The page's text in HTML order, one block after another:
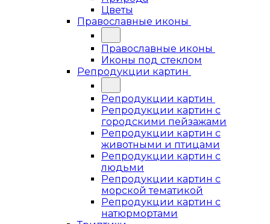
Цветы
Православные иконы
Православные иконы
Иконы под стеклом
Репродукции картин
Репродукции картин
Репродукции картин с
городскими пейзажами
Репродукции картин с
животными и птицами
Репродукции картин с
людьми
Репродукции картин с
морской тематикой
Репродукции картин с
натюрмортами